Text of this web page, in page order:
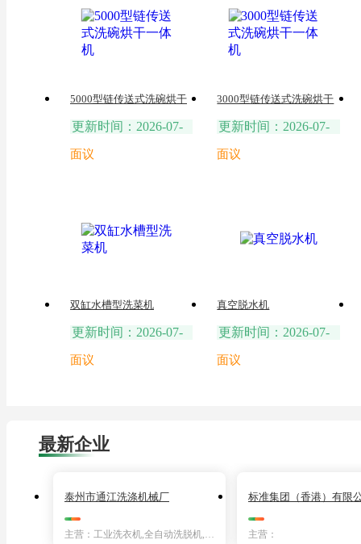
5000型链传送式洗碗烘干
更新时间：2026-07-
面议
3000型链传送式洗碗烘干
更新时间：2026-07-
面议
双缸水槽型洗菜机
更新时间：2026-07-
面议
真空脱水机
更新时间：2026-07-
面议
最新企业
泰州市通江洗涤机械厂
主营：工业洗衣机,全自动洗脱机,水洗机,砂洗机,脱水机,烘干机,烫平机,染色机,洗涤设备,水洗设备
标准集团（香港）有限
主营：